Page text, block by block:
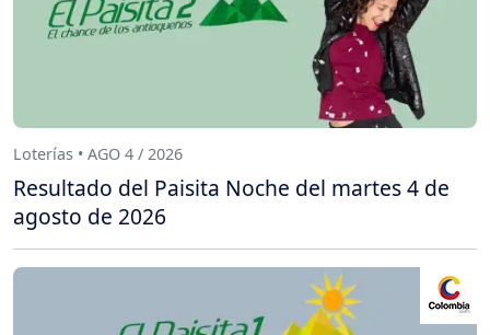
Loterías • AGO 4 / 2026
Resultado del Paisita Noche del martes 4 de
agosto de 2026